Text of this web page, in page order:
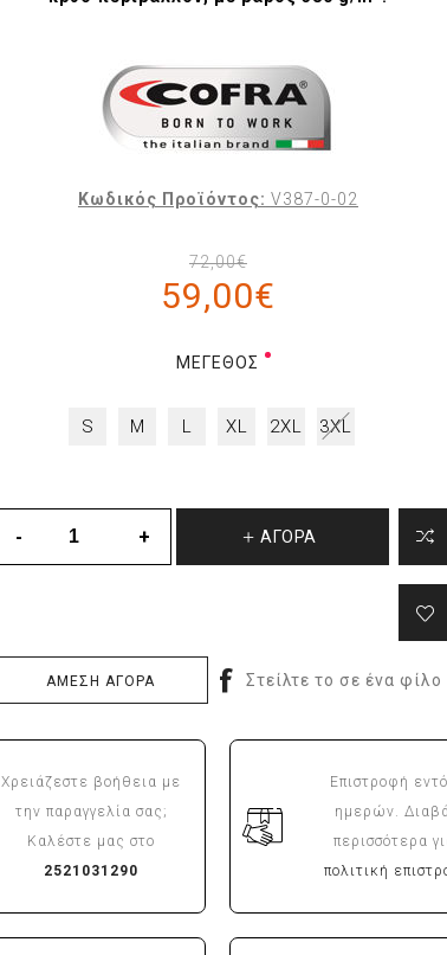
Κωδικός Προϊόντος: V387-0-02
72,00€
59,00€
ΜΈΓΕΘΟΣ
S M L XL 2XL 3XL
ΑΓΟΡΑ
ΑΜΕΣΗ ΑΓΟΡΑ
Χρειάζεστε βοήθεια με
την παραγγελία σας;
Καλέστε μας στο
2521031290
Επιστροφή
ημερών.
περισσότερα
πολιτική